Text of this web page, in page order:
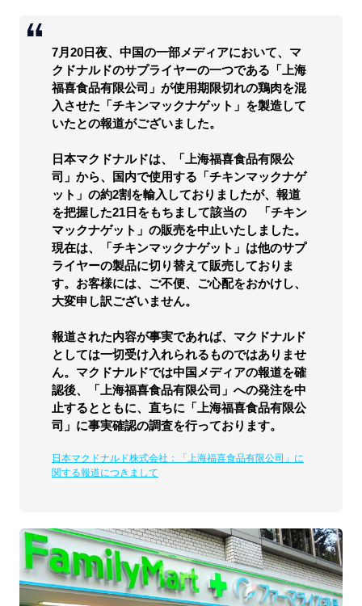
7月20日夜、中国の一部メディアにおいて、マ
クドナルドのサプライヤーの一つである「上海
福喜食品有限公司」が使用期限切れの鶏肉を混
入させた「チキンマックナゲット」を製造して
いたとの報道がございました。
日本マクドナルドは、「上海福喜食品有限公
司」から、国内で使用する「チキンマックナゲ
ット」の約2割を輸入しておりましたが、報道
を把握した21日をもちまして該当の 「チキン
マックナゲット」の販売を中止いたしました。
現在は、「チキンマックナゲット」は他のサプ
ライヤーの製品に切り替えて販売しておりま
す。お客様には、ご不便、ご心配をおかけし、
大変申し訳ございません。
報道された内容が事実であれば、マクドナルド
としては一切受け入れられるものではありませ
ん。マクドナルドでは中国メディアの報道を確
認後、「上海福喜食品有限公司」への発注を中
止するとともに、直ちに「上海福喜食品有限公
司」に事実確認の調査を行っております。
日本マクドナルド株式会社：「上海福喜食品有限公司」に
関する報道につきまして